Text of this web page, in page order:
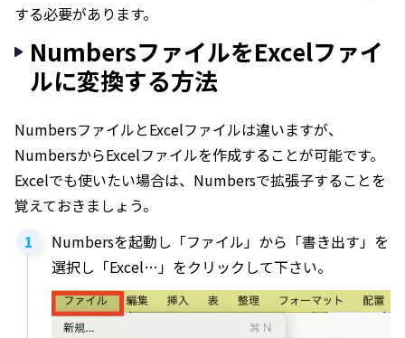
する必要があります。
NumbersファイルをExcelファイ
ルに変換する方法
NumbersファイルとExcelファイルは違いますが、
NumbersからExcelファイルを作成することが可能です。
Excelでも使いたい場合は、Numbersで拡張子することを
覚えておきましょう。
Numbersを起動し「ファイル」から「書き出す」を
選択し「Excel…」をクリックして下さい。